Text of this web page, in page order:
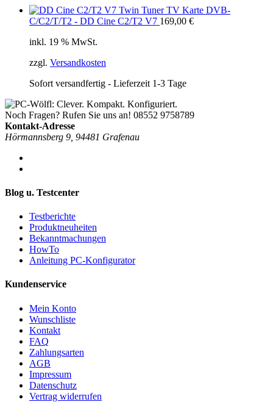
Twin Tuner TV Karte DVB-
C/C2/T/T2 - DD Cine C2/T2 V7 169,00 €
inkl. 19 % MwSt.
zzgl. Versandkosten
Sofort versandfertig - Lieferzeit 1-3 Tage
Noch Fragen? Rufen Sie uns an! 08552 9758789
Kontakt-Adresse
Hörmannsberg 9, 94481 Grafenau
Blog u. Testcenter
Testberichte
Produktneuheiten
Bekanntmachungen
HowTo
Anleitung PC-Konfigurator
Kundenservice
Mein Konto
Wunschliste
Kontakt
FAQ
Zahlungsarten
AGB
Impressum
Datenschutz
Vertrag widerrufen